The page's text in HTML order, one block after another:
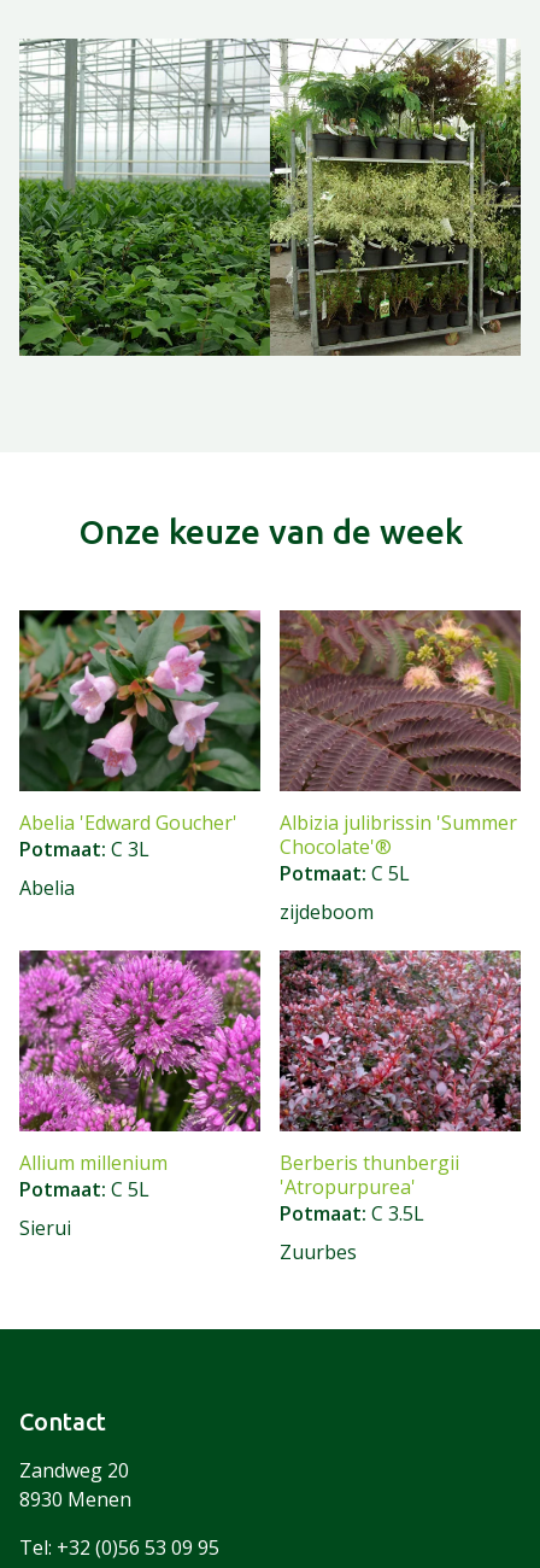
Onze keuze van de week
Abelia 'Edward Goucher'
Potmaat C 3L
Abelia
Albizia julibrissin 'Summer
Chocolate'®
Potmaat C 5L
zijdeboom
Allium millenium
Potmaat C 5L
Sierui
Berberis thunbergii
'Atropurpurea'
Potmaat C 3.5L
Zuurbes
Contact
Zandweg 20
8930 Menen
Tel: +32 (0)56 53 09 95